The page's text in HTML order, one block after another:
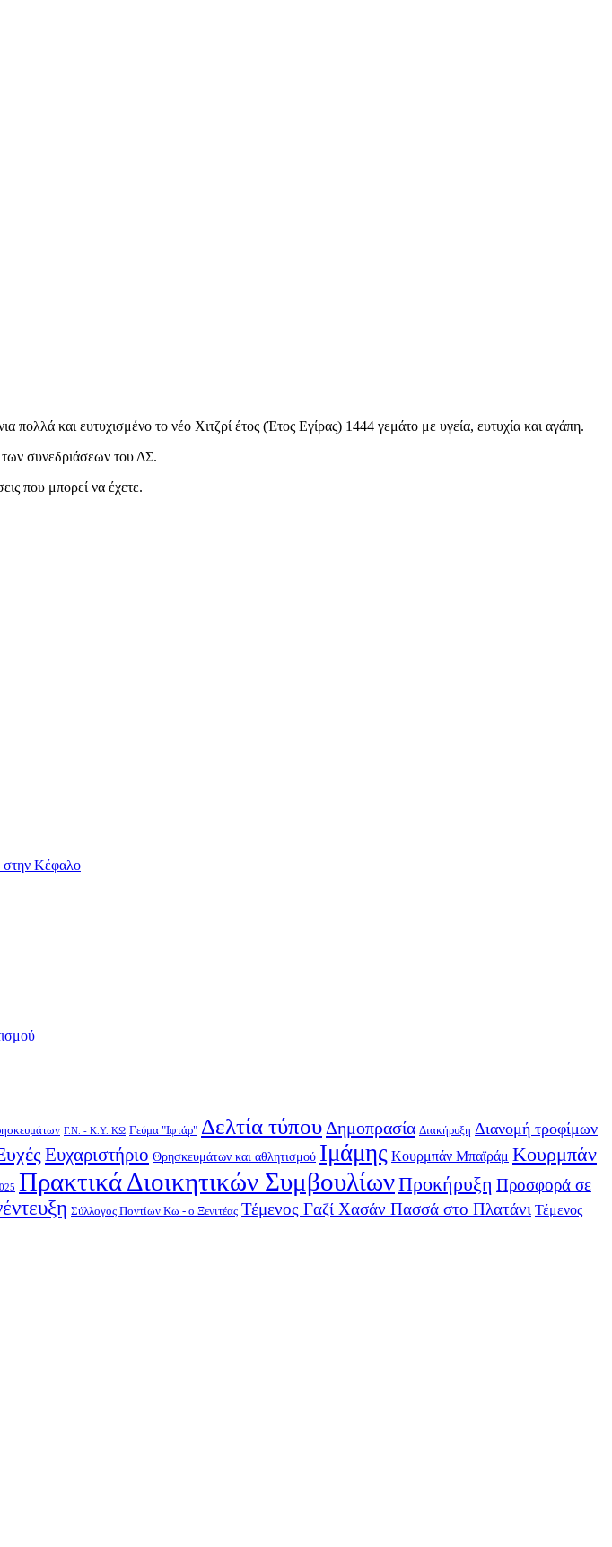
και ευτυχισμένο το νέο Χιτζρί έτος (Έτος Εγίρας) 1444 γεμάτο με υγεία, ευτυχία και αγάπη.
συνεδριάσεων του ΔΣ.
που μπορεί να έχετε.
Κέφαλο
Γ.Ν. - Κ.Υ. ΚΩ Γεύμα "Ιφτάρ" Δελτία τύπου Δημοπρασία Διακήρυξη Διανομή τροφίμων
Ευχαριστήριο Θρησκευμάτων και αθλητισμού Ιμάμης Κουρμπάν Μπαϊράμ Κουρμπάν
Πρακτικά Διοικητικών ΣυμβουλίωνΠροκήρυξη Προσφορά σε
Σύλλογος Ποντίων Κω - ο Ξενιτέας Τέμενος Γαζί Χασάν Πασσά στο Πλατάνι Τέμενος